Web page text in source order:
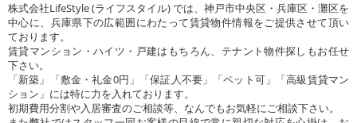
株式会社LifeStyle (ライフスタイル) では、神戸市中央区・兵庫区・灘区を
中心に、兵庫県下の広範囲にわたって賃貸物件情報をご提供させて頂い
ております。
賃貸マンション・ハイツ・戸建はもちろん、テナント物件探しもお任せ
下さい。
「新築」「敷金・礼金0円」「保証人不要」「ペット可」「高級賃貸マン
ション」には特に力を入れております。
初期費用分割や入居審査のご相談等、なんでもお気軽にご相談下さい。